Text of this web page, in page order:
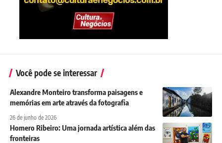
Você pode se interessar
Alexandre Monteiro transforma paisagens e
memórias em arte através da fotografia
26 de junho de 2026
Homero Ribeiro: Uma jornada artística além das
fronteiras